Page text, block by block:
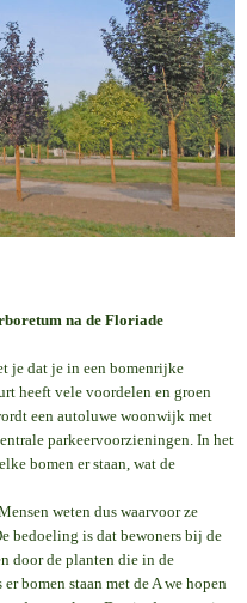
na de Floriade
je dat je in een bomenrijke
heeft vele voordelen en groen
een autoluwe woonwijk met
parkeervoorzieningen. In het
bomen er staan, wat de
weten dus waarvoor ze
bedoeling is dat bewoners bij de
door de planten die in de
bomen staan met de A we hopen